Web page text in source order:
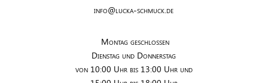
info@lucka-schmuck.de
Montag geschlossen
Dienstag und Donnerstag
von 10:00 Uhr bis 13:00 Uhr und